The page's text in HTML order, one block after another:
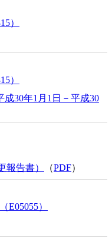
）
）
成30年1月1日－平成30
報告書）
（PDF）
E05055）